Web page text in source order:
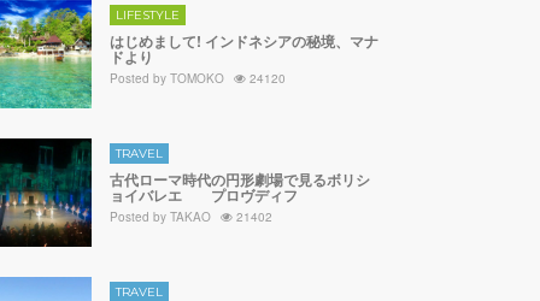
LIFESTYLE
はじめまして! インドネシアの秘境、マナ
ドより
Posted by TOMOKO 24120
TRAVEL
古代ローマ時代の円形劇場で見るボリシ
ョイバレエ プロヴディフ
Posted by TAKAO 21402
TRAVEL